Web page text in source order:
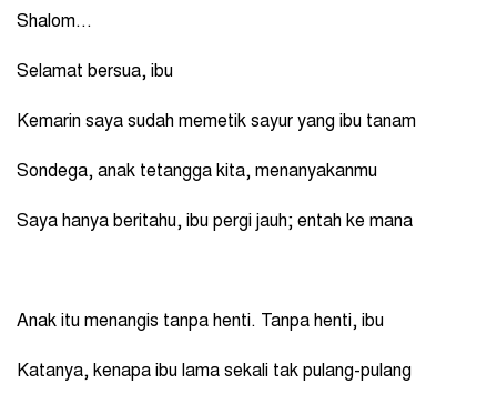
Shalom…
Selamat bersua, ibu
Kemarin saya sudah memetik sayur yang ibu tanam
Sondega, anak tetangga kita, menanyakanmu
Saya hanya beritahu, ibu pergi jauh; entah ke mana
Anak itu menangis tanpa henti. Tanpa henti, ibu
Katanya, kenapa ibu lama sekali tak pulang-pulang